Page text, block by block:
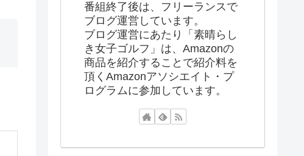
番組終了後は、フリーランスで
ブログ運営しています。
ブログ運営にあたり「素晴らし
き女子ゴルフ」は、Amazonの
商品を紹介することで紹介料を
頂くAmazonアソシエイト・プ
ログラムに参加しています。